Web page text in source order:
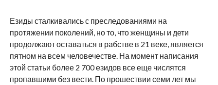
Езиды сталкивались с преследованиями на
протяжении поколений, но то, что женщины и дети
продолжают оставаться в рабстве в 21 веке, является
пятном на всем человечестве. На момент написания
этой статьи более 2 700 езидов все еще числятся
пропавшими без вести. По прошествии семи лет мы